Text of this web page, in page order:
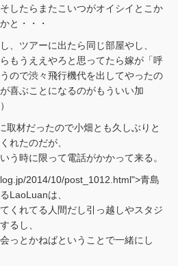
したらまたこいつがオイシイとこか
と・・・
、ツアーに出たら同じ部屋やし、
もうええやろと思ってたら嫁が「呼
ので渋々飛行機代を出してやったの
喜ぶことになるのがもういい加
取材だったので小畑とも久しぶりと
れたのだが、
う時に限って電話がかかって来る。
2014/10/post_1012.html">青島
LaoLuanは、
くれてる人間だし引っ越しやスタジ
るし、
っとかねばということで一緒にし